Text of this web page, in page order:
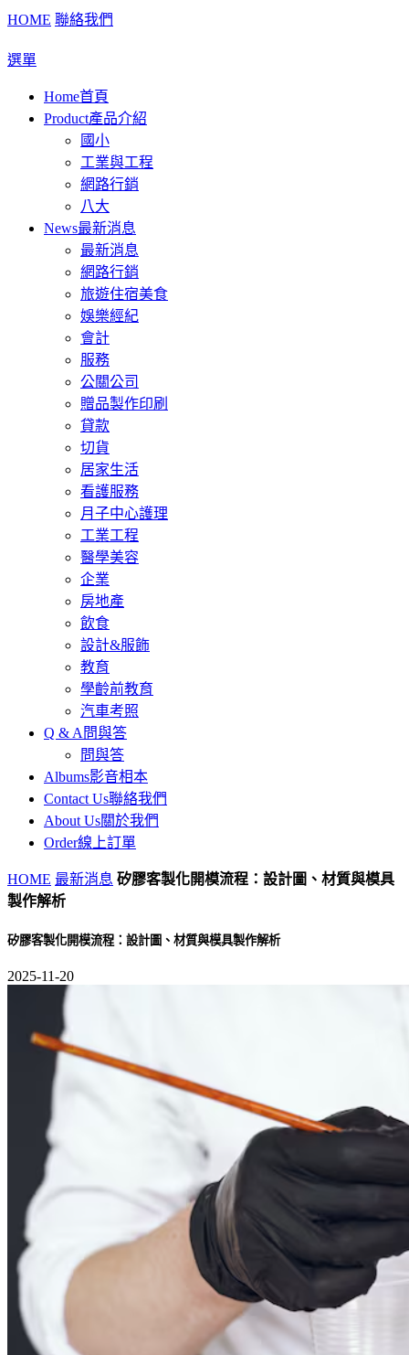
HOME 聯絡我們
選單
Home首頁
Product產品介紹
國小
工業與工程
網路行銷
八大
News最新消息
最新消息
網路行銷
旅遊住宿美食
娛樂經紀
會計
服務
公關公司
贈品製作印刷
貸款
切貨
居家生活
看護服務
月子中心護理
工業工程
醫學美容
企業
房地產
飲食
設計&服飾
教育
學齡前教育
汽車考照
Q & A 問與答
問與答
Albums影音相本
Contact Us聯絡我們
About Us關於我們
Order線上訂單
HOME 最新消息 矽膠客製化開模流程：設計圖、材質與模具
製作解析
矽膠客製化開模流程：設計圖、材質與模具製作解析
2025-11-20